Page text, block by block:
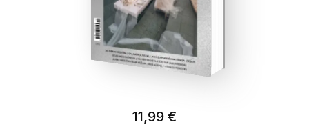
11,99 €